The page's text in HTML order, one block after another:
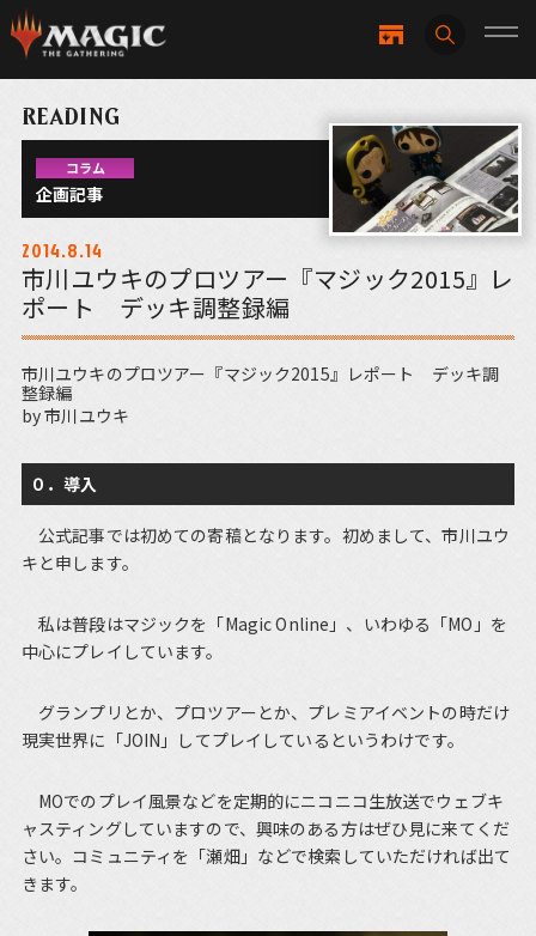
READING
コラム
企画記事
2014.8.14
市川ユウキのプロツアー『マジック2015』レ
ポート デッキ調整録編
市川ユウキのプロツアー『マジック2015』レポート デッキ調
整録編
by 市川ユウキ
０．導入
公式記事では初めての寄稿となります。初めまして、市川ユウ
キと申します。
私は普段はマジックを「Magic Online」、いわゆる「MO」を
中心にプレイしています。
グランプリとか、プロツアーとか、プレミアイベントの時だけ
現実世界に「JOIN」してプレイしているというわけです。
MOでのプレイ風景などを定期的にニコニコ生放送でウェブキ
ャスティングしていますので、興味のある方はぜひ見に来てくだ
さい。コミュニティを「瀬畑」などで検索していただければ出て
きます。